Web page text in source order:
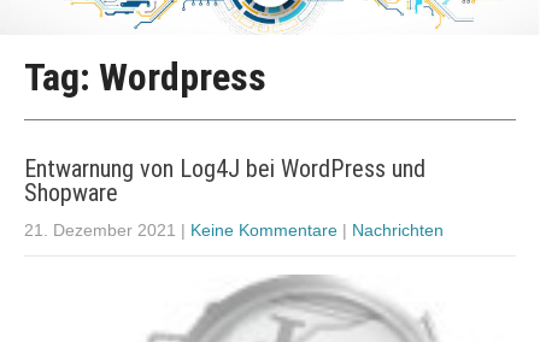
Tag: Wordpress
Entwarnung von Log4J bei WordPress und
Shopware
21. Dezember 2021 | Keine Kommentare | Nachrichten